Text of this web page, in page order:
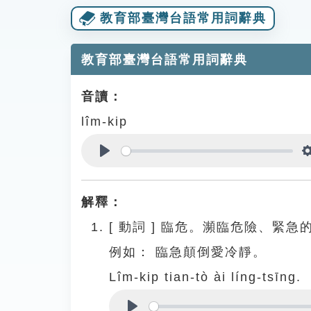
教育部臺灣台語常用詞辭典
教育部臺灣台語常用詞辭典
音讀：
lîm-kip
解釋：
[ 動詞 ] 臨危。瀕臨危險、緊急
例如：
臨急顛倒愛冷靜。
Lîm-kip tian-tò ài líng-tsīng.